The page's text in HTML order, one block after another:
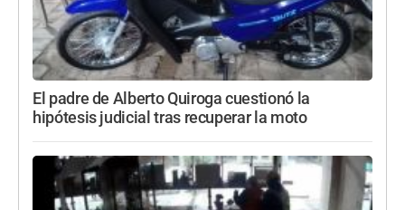
El padre de Alberto Quiroga cuestionó la
hipótesis judicial tras recuperar la moto